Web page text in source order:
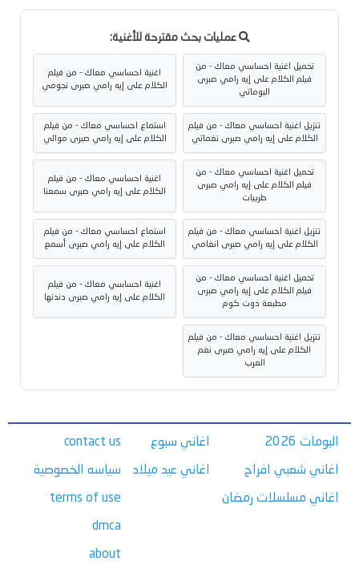
عمليات بحث مقترحة للأغنية:
تحميل اغنية احساسي معاك - من
فيلم الكلام على إيه رامي صبرى
البوماتي
اغنية احساسي معاك - من فيلم
الكلام على إيه رامي صبرى نجومي
تنزيل اغنية احساسي معاك - من فيلم
الكلام على إيه رامي صبرى نغماتي
استماع احساسي معاك - من فيلم
الكلام على إيه رامي صبرى موالي
تحميل اغنية احساسي معاك - من
فيلم الكلام على إيه رامي صبرى
طربيات
اغنية احساسي معاك - من فيلم
الكلام على إيه رامي صبرى سمعنا
تنزيل اغنية احساسي معاك - من فيلم
الكلام على إيه رامي صبرى انغامي
استماع احساسي معاك - من فيلم
الكلام على إيه رامي صبرى أسمع
تحميل اغنية احساسي معاك - من
فيلم الكلام على إيه رامي صبرى
مطبعة دوت كوم
اغنية احساسي معاك - من فيلم
الكلام على إيه رامي صبرى دندنها
تنزيل اغنية احساسي معاك - من فيلم
الكلام على إيه رامي صبرى نغم
العرب
البومات 2026
اغاني شعبي افراح
اغاني مسلسلات رمضان
اغاني سبوع
اغاني عيد ميلاد
contact us
سياسه الخصوصية
terms of use
dmca
about